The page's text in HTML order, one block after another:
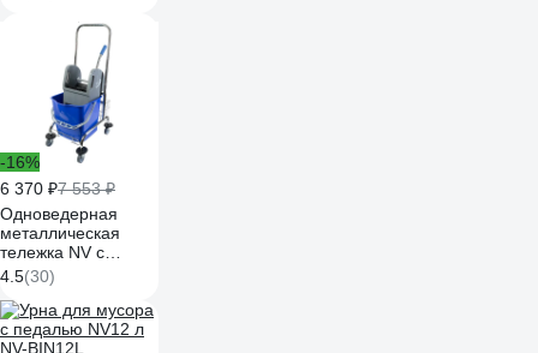
-16%
6 370 ₽7 553 ₽
Одноведерная
металлическая
тележка NV с
отжимом, 23 л, с
корзинкой под
химию NV-11123
4.5(30)